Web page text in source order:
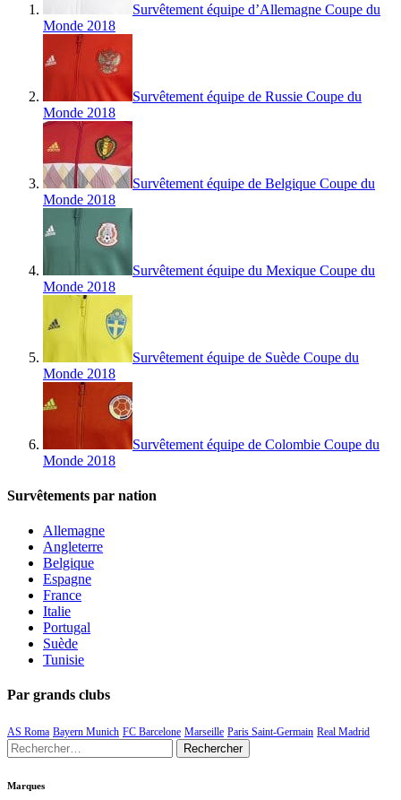
Survêtement équipe d’Allemagne Coupe du
Monde 2018
Survêtement équipe de Russie Coupe du
Monde 2018
Survêtement équipe de Belgique Coupe du
Monde 2018
Survêtement équipe du Mexique Coupe du
Monde 2018
Survêtement équipe de Suède Coupe du
Monde 2018
Survêtement équipe de Colombie Coupe du
Monde 2018
Survêtements par nation
Allemagne
Angleterre
Belgique
Espagne
France
Italie
Portugal
Suède
Tunisie
Par grands clubs
AS Roma Bayern Munich FC Barcelone Marseille Paris Saint-Germain Real Madrid
Rechercher :
Marques